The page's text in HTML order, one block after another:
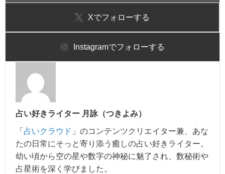
Xでフォローする
Instagramでフォローする
占い好きライター 月詠（つきよみ）
「 占いクラウド 」のコンテンツクリエイター兼、あな
たの日常にそっと寄り添う癒しの占い好きライター。
幼い頃から空の星や数字の神秘に魅了され、数秘術や
占星術を深く学びました。